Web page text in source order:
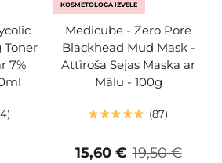
Toner
7%
KOSMETOLOGA IZVĒLE
Medicube - Zero Pore
Blackhead Mud Mask -
Attīroša Sejas Maska ar
Mālu - 100g
87
19,50 €
15,60 €